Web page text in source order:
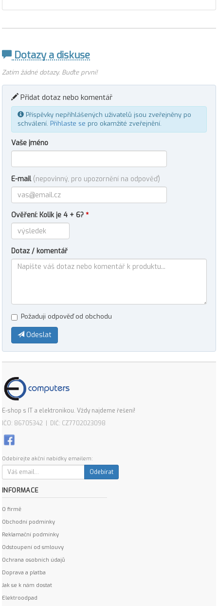
Dotazy a diskuse
Zatím žádné dotazy. Buďte první!
Přidat dotaz nebo komentář
Příspěvky nepřihlášených uživatelů jsou zveřejněny po
schválení. Přihlaste se pro okamžité zveřejnění.
Vaše jméno
E-mail (nepovinný, pro upozornění na odpověď)
Ověření: Kolik je 4 + 6? *
Dotaz / komentář
Požaduji odpověď od obchodu
Odeslat
E-shop s IT a elektronikou. Vždy najdeme řešení!
IČO: 86705342 | DIČ: CZ7702023098
Odebírejte akční nabídky emailem:
Odebírat
INFORMACE
O firmě
Obchodní podmínky
Reklamační podmínky
Odstoupení od smlouvy
Ochrana osobních údajů
Doprava a platba
Jak se k nám dostat
Elektroodpad